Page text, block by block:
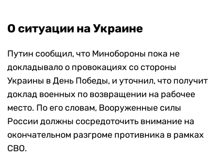
О ситуации на Украине
Путин сообщил, что Минобороны пока не
докладывало о провокациях со стороны
Украины в День Победы, и уточнил, что получит
доклад военных по возвращении на рабочее
место. По его словам, Вооруженные силы
России должны сосредоточить внимание на
окончательном разгроме противника в рамках
СВО.